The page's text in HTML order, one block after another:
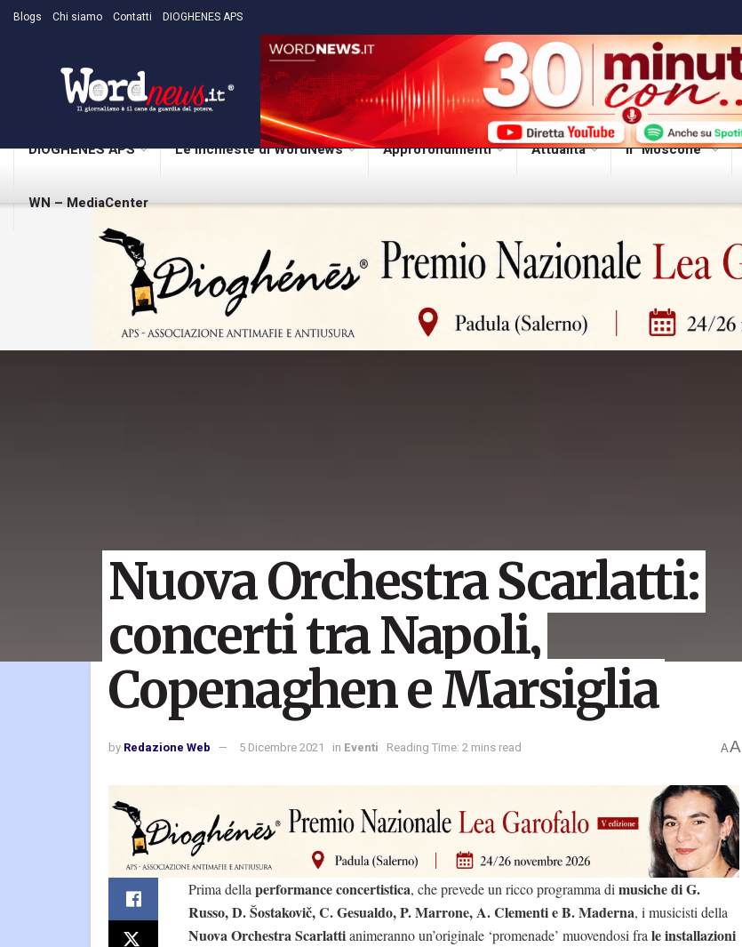
Blogs Chi siamo Contatti DIOGHENES APS
DIOGHENES APS Le inchieste di WordNews Approfondimenti Attualità Il “Moscone”
WN – MediaCenter
Nuova Orchestra Scarlatti:
concerti tra Napoli,
Copenaghen e Marsiglia
by Redazione Web 5 Dicembre 2021 in Eventi Reading Time: 2 mins read AA
Prima dellaperformance concertistica, che prevede un ricco programma dimusiche di G.
Russo, D. Šostakovič, C. Gesualdo, P. Marrone, A. Clementi e B. Maderna, i musicisti della
Nuova Orchestra Scarlattianimeranno un’originale ‘promenade’ muovendosi frale installazioni